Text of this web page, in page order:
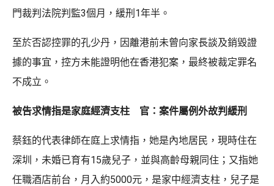
門裁判法院判監3個月，緩刑1年半。
至於否認控罪的孔少丹，因離港前未曾向家長談及銷毀證
據的事宜，控方未能證明他在香港犯案，最終被裁定罪名
不成立。
被告求情指是家庭經濟支柱 官：案件屬例外故判緩刑
蔡鈺的代表律師在庭上求情指，她是內地居民，現時住在
深圳，未婚已育有15歲兒子，並與高齡母親同住；又指她
任職酒店前台，月入約5000元，是家中經濟支柱，兒子是